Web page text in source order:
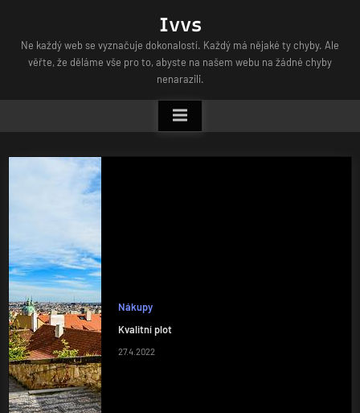
content
Ivvs
Ne každý web se vyznačuje dokonalostí. Každý má nějaké ty chyby. Ale
věřte, že děláme vše pro to, abyste na našem webu na žádné chyby
nenarazili.
Nákupy
Kvalitní plot
27.4.2022